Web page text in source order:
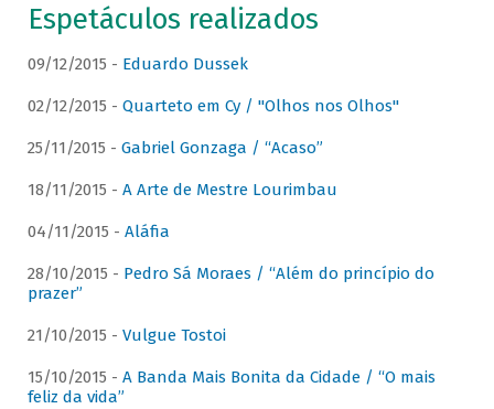
Espetáculos realizados
09/12/2015 - Eduardo Dussek
02/12/2015 - Quarteto em Cy / "Olhos nos Olhos"
25/11/2015 - Gabriel Gonzaga / “Acaso”
18/11/2015 - A Arte de Mestre Lourimbau
04/11/2015 - Aláfia
28/10/2015 - Pedro Sá Moraes / “Além do princípio do
prazer”
21/10/2015 - Vulgue Tostoi
15/10/2015 - A Banda Mais Bonita da Cidade / “O mais
feliz da vida”